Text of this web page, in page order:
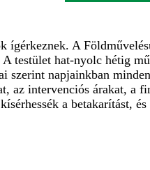
ígérkeznek. A
testület hat-nyolc hétig
napjainkban
az intervenciós árakat, a
a betakarítást,